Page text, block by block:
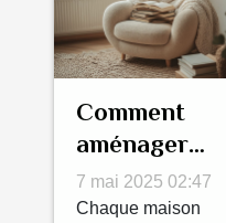
Comment
aménager
un coin
lecture cosy
7 mai 2025 02:47
Chaque maison